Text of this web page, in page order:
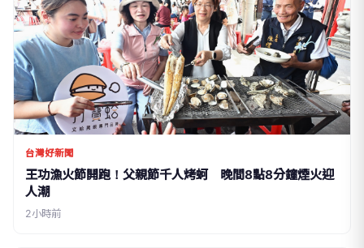
台灣好新聞
王功漁火節開跑！父親節千人烤蚵 晚間8點8分鐘煙火迎
人潮
2小時前